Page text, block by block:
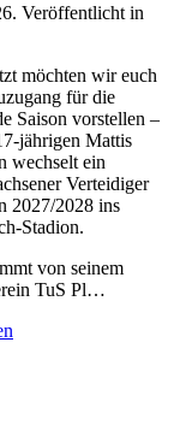
. Veröffentlicht in
möchten wir euch
für die
Saison vorstellen –
jährigen Mattis
wechselt ein
Verteidiger
2027/2028 ins
Stadion.
von seinem
TuS Pl…